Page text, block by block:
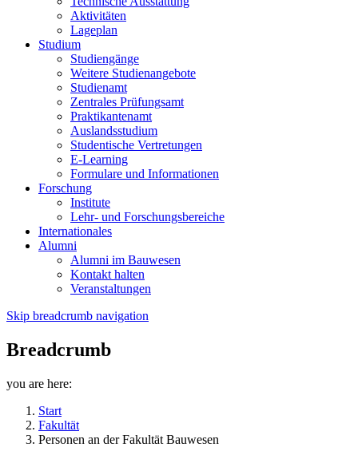
Aktivitäten
Lageplan
Studium
Studiengänge
Weitere Studienangebote
Studienamt
Zentrales Prüfungsamt
Praktikantenamt
Auslandsstudium
Studentische Vertretungen
E-Learning
Formulare und Informationen
Forschung
Institute
Lehr- und Forschungsbereiche
Internationales
Alumni
Alumni im Bauwesen
Kontakt halten
Veranstaltungen
Skip breadcrumb navigation
Breadcrumb
you are here:
Start
Fakultät
Personen an der Fakultät Bauwesen